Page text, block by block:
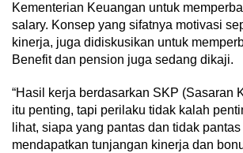
Kementerian Keuangan untuk
salary. Konsep yang sifatnya motivasi
kinerja, juga didiskusikan untuk
Benefit dan pension juga sedang dikaji.
“Hasil kerja berdasarkan SKP (Sasaran
itu penting, tapi perilaku tidak kalah
lihat, siapa yang pantas dan tidak
mendapatkan tunjangan kinerja dan